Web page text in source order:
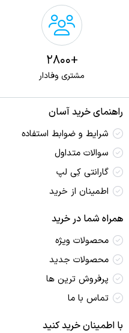
+2800
مشتری وفادار
راهنمای خرید آسان
شرایط و ضوابط استفاده
سوالات متداول
گارانتی کِی لپ
اطمینان از خرید
همراه شما در خرید
محصولات ویژه
محصولات جدید
پرفروش ترین‌ ها
تماس با ما
با اطمینان خرید کنید